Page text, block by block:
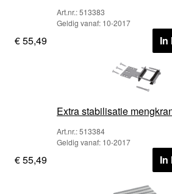
Art.nr.: 513383
Geldig vanaf: 10-2017
€ 55,49 In
Extra stabilisatie
Art.nr.: 513384
Geldig vanaf: 10-2017
€ 55,49 In